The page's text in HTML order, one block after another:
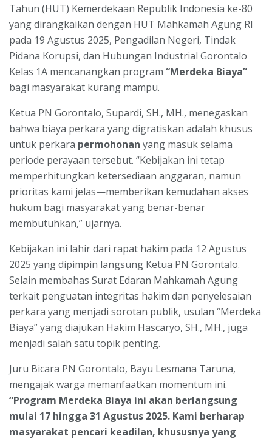
Tahun (HUT) Kemerdekaan Republik Indonesia ke-80
yang dirangkaikan dengan HUT Mahkamah Agung RI
pada 19 Agustus 2025, Pengadilan Negeri, Tindak
Pidana Korupsi, dan Hubungan Industrial Gorontalo
Kelas 1A mencanangkan program “Merdeka Biaya”
bagi masyarakat kurang mampu.
Ketua PN Gorontalo, Supardi, SH., MH., menegaskan
bahwa biaya perkara yang digratiskan adalah khusus
untuk perkara permohonan yang masuk selama
periode perayaan tersebut. “Kebijakan ini tetap
memperhitungkan ketersediaan anggaran, namun
prioritas kami jelas—memberikan kemudahan akses
hukum bagi masyarakat yang benar-benar
membutuhkan,” ujarnya.
Kebijakan ini lahir dari rapat hakim pada 12 Agustus
2025 yang dipimpin langsung Ketua PN Gorontalo.
Selain membahas Surat Edaran Mahkamah Agung
terkait penguatan integritas hakim dan penyelesaian
perkara yang menjadi sorotan publik, usulan “Merdeka
Biaya” yang diajukan Hakim Hascaryo, SH., MH., juga
menjadi salah satu topik penting.
Juru Bicara PN Gorontalo, Bayu Lesmana Taruna,
mengajak warga memanfaatkan momentum ini.
“Program Merdeka Biaya ini akan berlangsung
mulai 17 hingga 31 Agustus 2025. Kami berharap
masyarakat pencari keadilan, khususnya yang